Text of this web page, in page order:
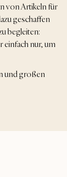
von Artikeln für
geschaffen
begleiten:
einfach nur, um
und großen